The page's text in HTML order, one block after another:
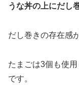
うな丼の上にだし
だし巻きの存在感
たまごは3個も使
です。